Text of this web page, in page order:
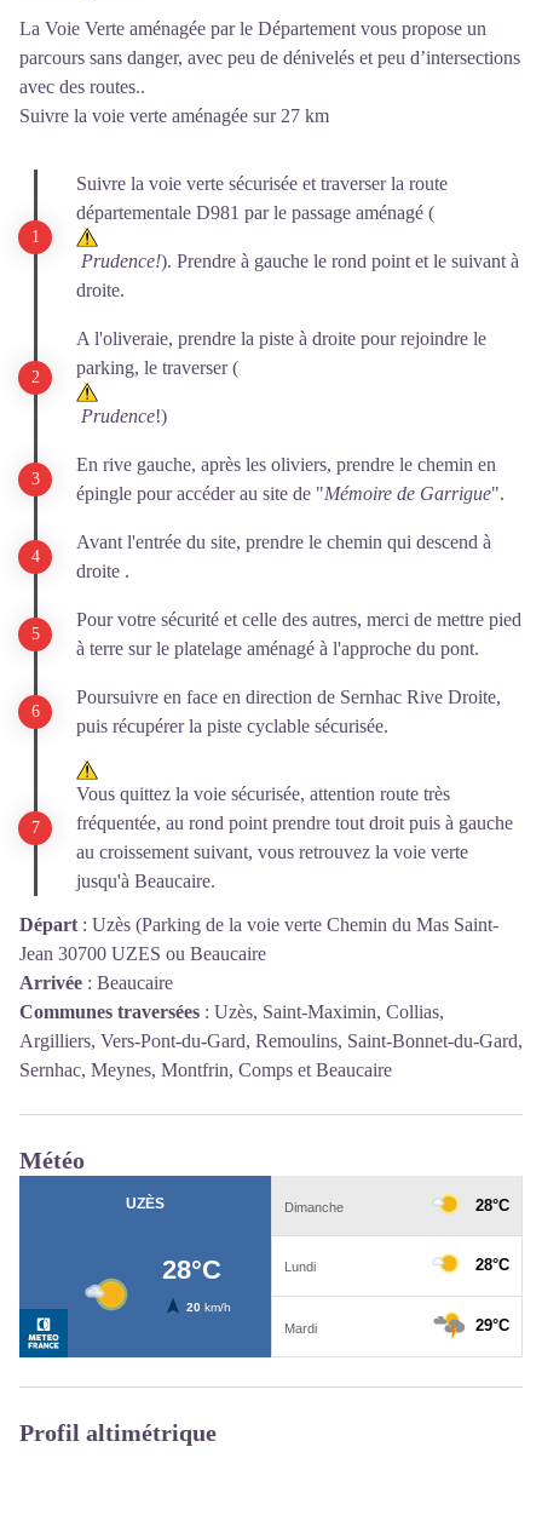
La Voie Verte aménagée par le Département vous propose un
parcours sans danger, avec peu de dénivelés et peu d’intersections
avec des routes..
Suivre la voie verte aménagée sur 27 km
Suivre la voie verte sécurisée et traverser la route
départementale D981 par le passage aménagé (
Prudence!). Prendre à gauche le rond point et le suivant à
droite.
A l'oliveraie, prendre la piste à droite pour rejoindre le
parking, le traverser (
Prudence!)
En rive gauche, après les oliviers, prendre le chemin en
épingle pour accéder au site de "Mémoire de Garrigue".
Avant l'entrée du site, prendre le chemin qui descend à
droite .
Pour votre sécurité et celle des autres, merci de mettre pied
à terre sur le platelage aménagé à l'approche du pont.
Poursuivre en face en direction de Sernhac Rive Droite,
puis récupérer la piste cyclable sécurisée.
Vous quittez la voie sécurisée, attention route très
fréquentée, au rond point prendre tout droit puis à gauche
au croissement suivant, vous retrouvez la voie verte
jusqu'à Beaucaire.
Départ : Uzès (Parking de la voie verte Chemin du Mas Saint-
Jean 30700 UZES ou Beaucaire
Arrivée : Beaucaire
Communes traversées : Uzès, Saint-Maximin, Collias,
Argilliers, Vers-Pont-du-Gard, Remoulins, Saint-Bonnet-du-Gard,
Sernhac, Meynes, Montfrin, Comps et Beaucaire
Météo
Profil altimétrique